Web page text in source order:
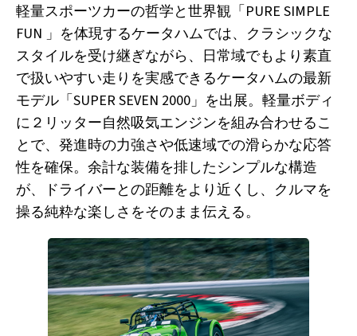
軽量スポーツカーの哲学と世界観「PURE SIMPLE
FUN 」を体現するケータハムでは、クラシックな
スタイルを受け継ぎながら、日常域でもより素直
で扱いやすい⾛りを実感できるケータハムの最新
モデル「SUPER SEVEN 2000」を出展。軽量ボディ
に２リッター自然吸気エンジンを組み合わせるこ
とで、発進時の⼒強さや低速域での滑らかな応答
性を確保。余計な装備を排したシンプルな構造
が、ドライバーとの距離をより近くし、クルマを
操る純粋な楽しさをそのまま伝える。